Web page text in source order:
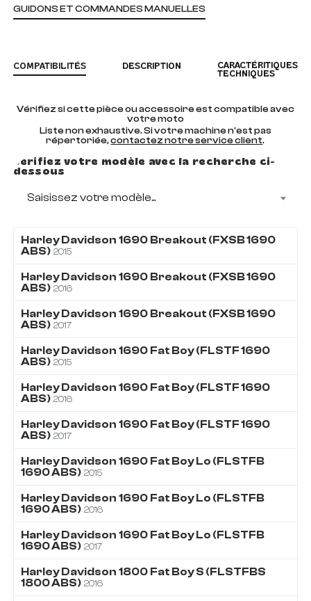
GUIDONS ET COMMANDES MANUELLES
COMPATIBILITÉS DESCRIPTION
CARACTÉRITIQUES
TECHNIQUES
Vérifiez si cette pièce ou accessoire est compatible avec
votre moto
Liste non exhaustive. Si votre machine n'est pas
répertoriée,contactez notre service client.
Vérifiez votre modèle avec la recherche ci-
dessous
Saisissez votre modèle...
Harley Davidson 1690 Breakout (FXSB 1690
ABS) 2015
Harley Davidson 1690 Breakout (FXSB 1690
ABS) 2016
Harley Davidson 1690 Breakout (FXSB 1690
ABS) 2017
Harley Davidson 1690 Fat Boy (FLSTF 1690
ABS) 2015
Harley Davidson 1690 Fat Boy (FLSTF 1690
ABS) 2016
Harley Davidson 1690 Fat Boy (FLSTF 1690
ABS) 2017
Harley Davidson 1690 Fat Boy Lo (FLSTFB
1690 ABS) 2015
Harley Davidson 1690 Fat Boy Lo (FLSTFB
1690 ABS) 2016
Harley Davidson 1690 Fat Boy Lo (FLSTFB
1690 ABS) 2017
Harley Davidson 1800 Fat Boy S (FLSTFBS
1800 ABS) 2016